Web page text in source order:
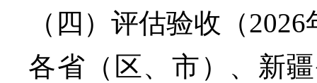
（四）评估验收（
各省（区、市）、新